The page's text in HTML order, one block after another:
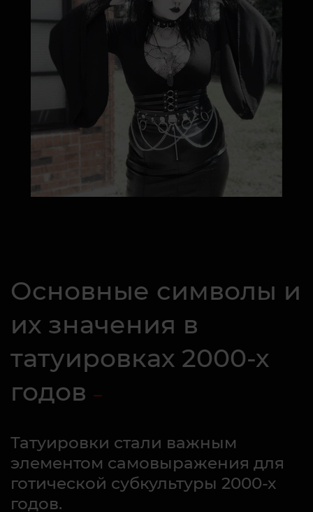
Основные символы и
их значения в
татуировках 2000-х
годов
Татуировки стали важным
элементом самовыражения для
готической субкультуры 2000-х
годов.